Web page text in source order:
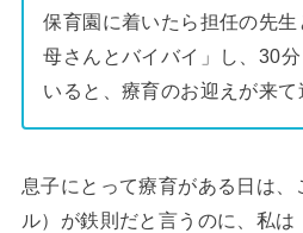
保育園に着いたら担任の先
母さんとバイバイ」し、30
いると、療育のお迎えが来て
息子にとって療育がある日は
ル）が鉄則だと言うのに、私は